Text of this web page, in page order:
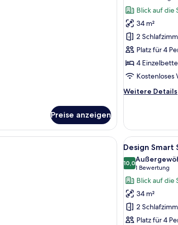
Preise anzeigen
Boutique
Smart
Suite
anzeigen
Blick auf die
34 m²
2
Platz für 4
4
Kostenloses
Weitere Details
Weitere
Smart
Suite
einem Fernseher und Blick auf die Stadt.
Ein modernes Hotelzimmer mit Holzboden, einem
Alle
Fotos
für
Design
Smart
Suite
anzeigen
11
Design Smart
10,010,0 von 10
1 Bewertung
(1
Bewertung)
Blick auf die
34 m²
2
Platz für 4